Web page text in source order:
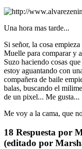
Una hora mas tarde...
Si señor, la cosa
Muelle para comparar y
Suzo haciendo cosas
estoy aguantando con
compañera de baile
balas, buscando el
de un pixel... Me gusta...
Me voy a la cama, que
18 Respuesta por
(editado por